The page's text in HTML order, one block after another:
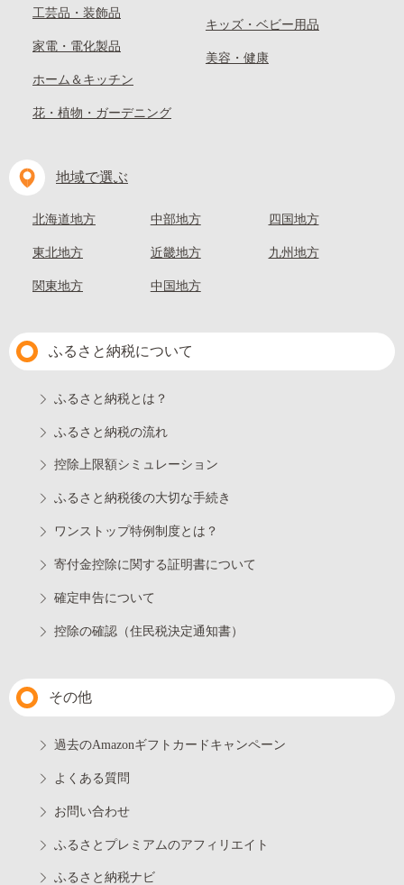
工芸品・装飾品
家電・電化製品
ホーム＆キッチン
花・植物・ガーデニング
キッズ・ベビー用品
美容・健康
地域で選ぶ
北海道地方
東北地方
関東地方
中部地方
近畿地方
中国地方
四国地方
九州地方
ふるさと納税について
ふるさと納税とは？
ふるさと納税の流れ
控除上限額シミュレーション
ふるさと納税後の大切な手続き
ワンストップ特例制度とは？
寄付金控除に関する証明書について
確定申告について
控除の確認（住民税決定通知書）
その他
過去のAmazonギフトカードキャンペーン
よくある質問
お問い合わせ
ふるさとプレミアムのアフィリエイト
ふるさと納税ナビ